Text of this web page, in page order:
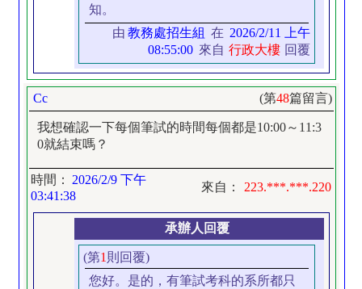
知。
由 教務處招生組 在 2026/2/11 上午
08:55:00 來自 行政大樓 回覆
Cc (第48篇留言)
我想確認一下每個筆試的時間每個都是10:00～11:3
0就結束嗎？
時間：
2026/2/9 下午
03:41:38
來自： 223.***.***.220
承辦人回覆
(第1 則回覆)
您好。是的，有筆試考科的系所都只